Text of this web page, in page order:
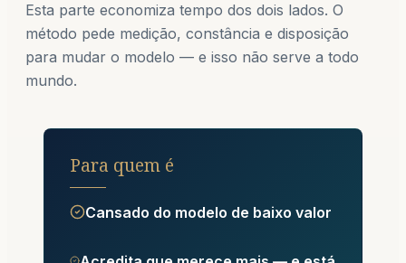
Esta parte economiza tempo dos dois lados. O
método pede medição, constância e disposição
para mudar o modelo — e isso não serve a todo
mundo.
Para quem é
Cansado do modelo de baixo valor